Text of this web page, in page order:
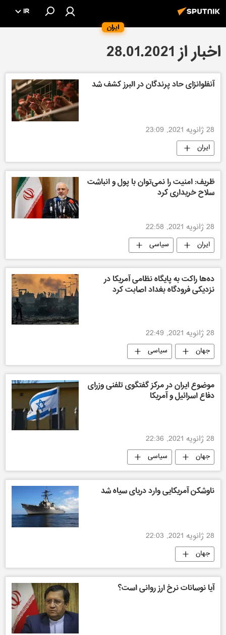
ایران
IR
اخبار از 28.01.2021
آنفلوانزای حاد پرندگان در البرز کشف شد
28 ژانویه 2021, 23:09
ایران
ظریف: امنیت را نمی‌توان با پول و انباشت
سلاح خریداری کرد
28 ژانویه 2021, 22:58
ایران سیاسی
ده‌ها راکت به پایگاه نظامی آمریکا در
نزدیکی فرودگاه بغداد اصابت کرد
28 ژانویه 2021, 22:49
جهان سیاسی
موضوع ایران در مرکز گفتگوی تلفنی وزرای
دفاع اسرائیل و آمریکا
28 ژانویه 2021, 22:36
جهان سیاسی
ناوشکن آمریکایی وارد دریای سیاه شد
28 ژانویه 2021, 22:03
جهان
آیا نوسانات نرخ ارز روانی است؟